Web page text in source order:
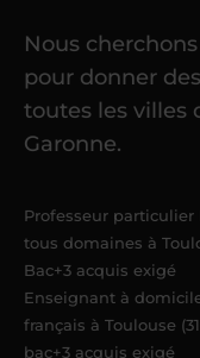
Une fois ma
référent me
élèvesdans
maximum
Nous
pour donner
toutes les villes
Garonne.
Professeur particulier
tous domaines à
Bac+3 acquis exigé
Enseignant à
français à Toulouse
bac+3 acquis exigé